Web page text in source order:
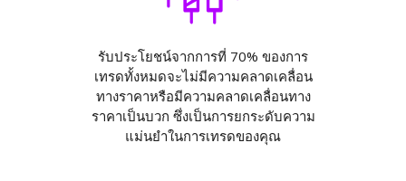
รับประโยชน์จากการที่ 70% ของการ
เทรดทั้งหมดจะไม่มีความคลาดเคลื่อน
ทางราคาหรือมีความคลาดเคลื่อนทาง
ราคาเป็นบวก ซึ่งเป็นการยกระดับความ
แม่นยำในการเทรดของคุณ